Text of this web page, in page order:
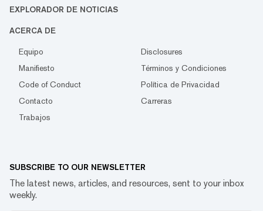
EXPLORADOR DE NOTICIAS
ACERCA DE
Equipo
Disclosures
Manifiesto
Términos y Condiciones
Code of Conduct
Política de Privacidad
Contacto
Carreras
Trabajos
SUBSCRIBE TO OUR NEWSLETTER
The latest news, articles, and resources, sent to your inbox
weekly.